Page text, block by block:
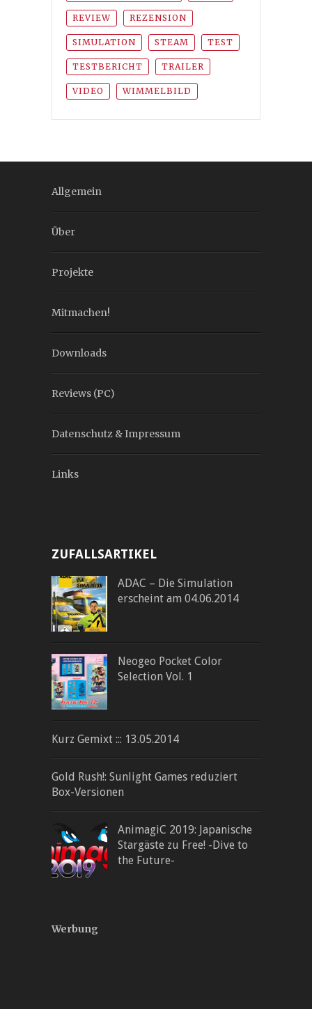
REVIEW REZENSION
SIMULATION STEAM TEST
TESTBERICHT TRAILER
VIDEO WIMMELBILD
Allgemein
Über
Projekte
Mitmachen!
Downloads
Reviews (PC)
Datenschutz & Impressum
Links
ZUFALLSARTIKEL
ADAC – Die Simulation
erscheint am 04.06.2014
Neogeo Pocket Color
Selection Vol. 1
Kurz Gemixt ::: 13.05.2014
Gold Rush!: Sunlight Games reduziert
Box-Versionen
AnimagiC 2019: Japanische
Stargäste zu Free! -Dive to
the Future-
Werbung